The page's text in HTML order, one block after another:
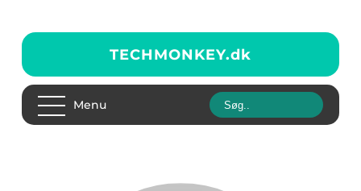
TECHMONKEY.dk
Menu